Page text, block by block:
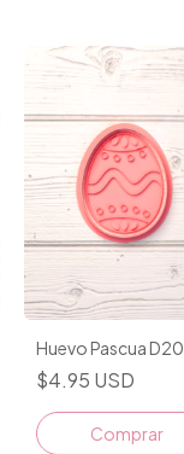
Huevo Pascua D20
$4.95 USD
Comprar